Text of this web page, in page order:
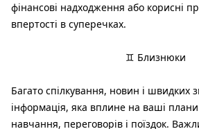
фінансові надходження або корисні
впертості в суперечках.
♊ Близнюки
Багато спілкування, новин і швидких
інформація, яка вплине на ваші
навчання, переговорів і поїздок.